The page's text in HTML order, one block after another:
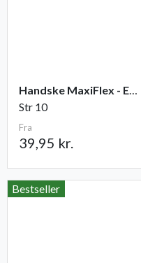
Handske MaxiFlex - Elite
Str 10
Fra
39,95 kr.
Bestseller